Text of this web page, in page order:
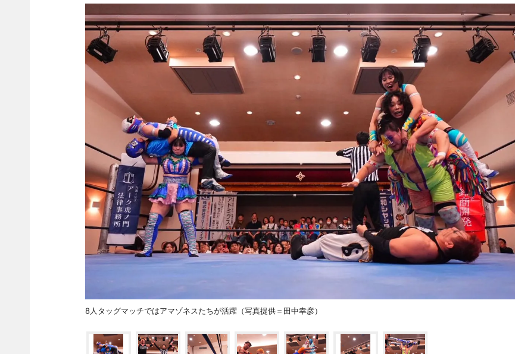
8人タッグマッチではアマゾネスたちが活躍（写真提供＝田中幸彦）